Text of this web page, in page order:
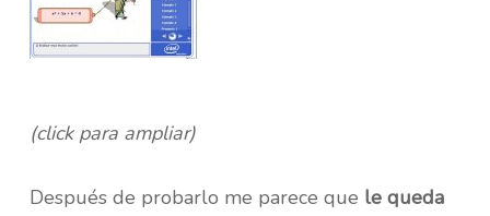
(click para ampliar)
Después de probarlo me parece que le queda